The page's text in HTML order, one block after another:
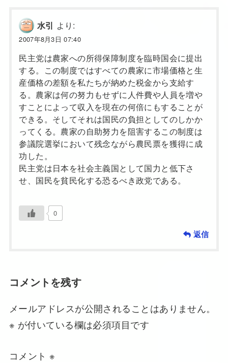
水引 より:
2007年8月3日 07:40
民主党は農家への所得保障制度を臨時国会に提出
する。この制度ではすべての農家に市場価格と生
産価格の差額を私たちが納めた税金から支給す
る。農家は何の努力もせずに人件費や人員を増や
すことによって収入を現在の何倍にもすることが
できる。そしてそれは国民の負担としてのしかか
ってくる。農家の自助努力を阻害するこの制度は
参議院選挙において残念ながら農民票を獲得に成
功した。
民主党は日本を社会主義国として国力と低下さ
せ、国民を貧民化する恐るべき政党である。
0
返信
コメントを残す
メールアドレスが公開されることはありません。
※ が付いている欄は必須項目です
コメント ※